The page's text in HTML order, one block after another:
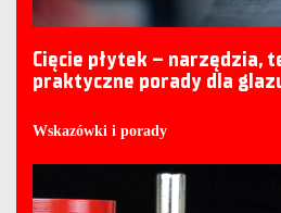
Cięcie płytek – narzędzia,
praktyczne porady dla
Wskazówki i porady